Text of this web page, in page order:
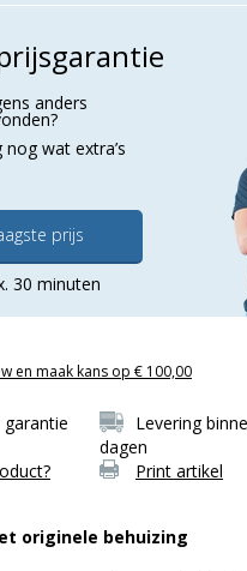
anders
wat extra’s
prijs
30 minuten
en maak kans op € 100,00
Levering
dagen
Print artikel
originele behuizing